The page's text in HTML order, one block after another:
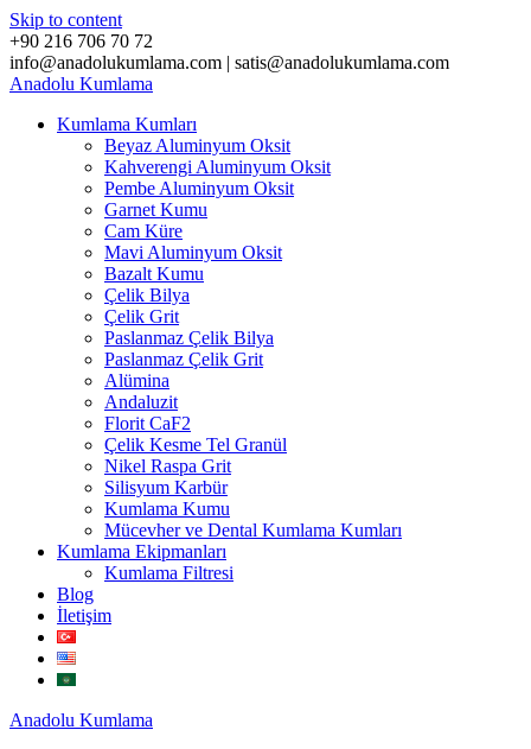
Skip to content
+90 216 706 70 72
info@anadolukumlama.com | satis@anadolukumlama.com
Anadolu Kumlama
Kumlama Kumları
Beyaz Aluminyum Oksit
Kahverengi Aluminyum Oksit
Pembe Aluminyum Oksit
Garnet Kumu
Cam Küre
Mavi Aluminyum Oksit
Bazalt Kumu
Çelik Bilya
Çelik Grit
Paslanmaz Çelik Bilya
Paslanmaz Çelik Grit
Alümina
Andaluzit
Florit CaF2
Çelik Kesme Tel Granül
Nikel Raspa Grit
Silisyum Karbür
Kumlama Kumu
Mücevher ve Dental Kumlama Kumları
Kumlama Ekipmanları
Kumlama Filtresi
Blog
İletişim
Anadolu Kumlama